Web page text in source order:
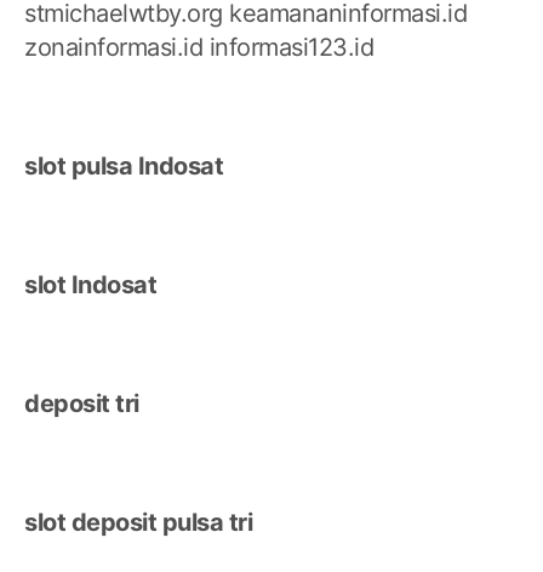
stmichaelwtby.org keamananinformasi.id
zonainformasi.id informasi123.id
slot pulsa Indosat
slot Indosat
deposit tri
slot deposit pulsa tri